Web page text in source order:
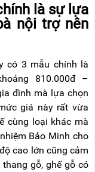
là sự lựa
nội trợ nên
có 3 mẫu chính là
810.000đ –
đình mà lựa chọn
giá này rất vừa
cùng loại khác mà
Bảo Minh cho
cao lớn cũng cảm
gỗ, ghế gỗ có